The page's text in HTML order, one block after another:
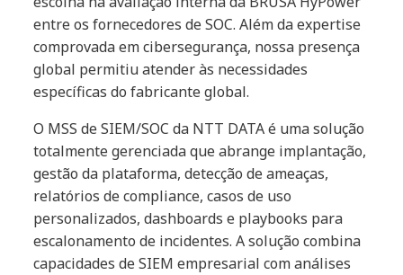
entre os fornecedores de SOC. Além da expertise
comprovada em cibersegurança, nossa presença
global permitiu atender às necessidades
específicas do fabricante global.
O MSS de SIEM/SOC da NTT DATA é uma solução
totalmente gerenciada que abrange implantação,
gestão da plataforma, detecção de ameaças,
relatórios de compliance, casos de uso
personalizados, dashboards e playbooks para
escalonamento de incidentes. A solução combina
capacidades de SIEM empresarial com análises